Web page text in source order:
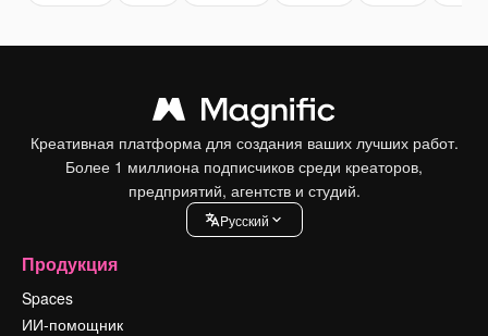
Креативная платформа для создания ваших лучших работ.
Более 1 миллиона подписчиков среди креаторов,
предприятий, агентств и студий.
Pусский
Продукция
Spaces
ИИ-помощник